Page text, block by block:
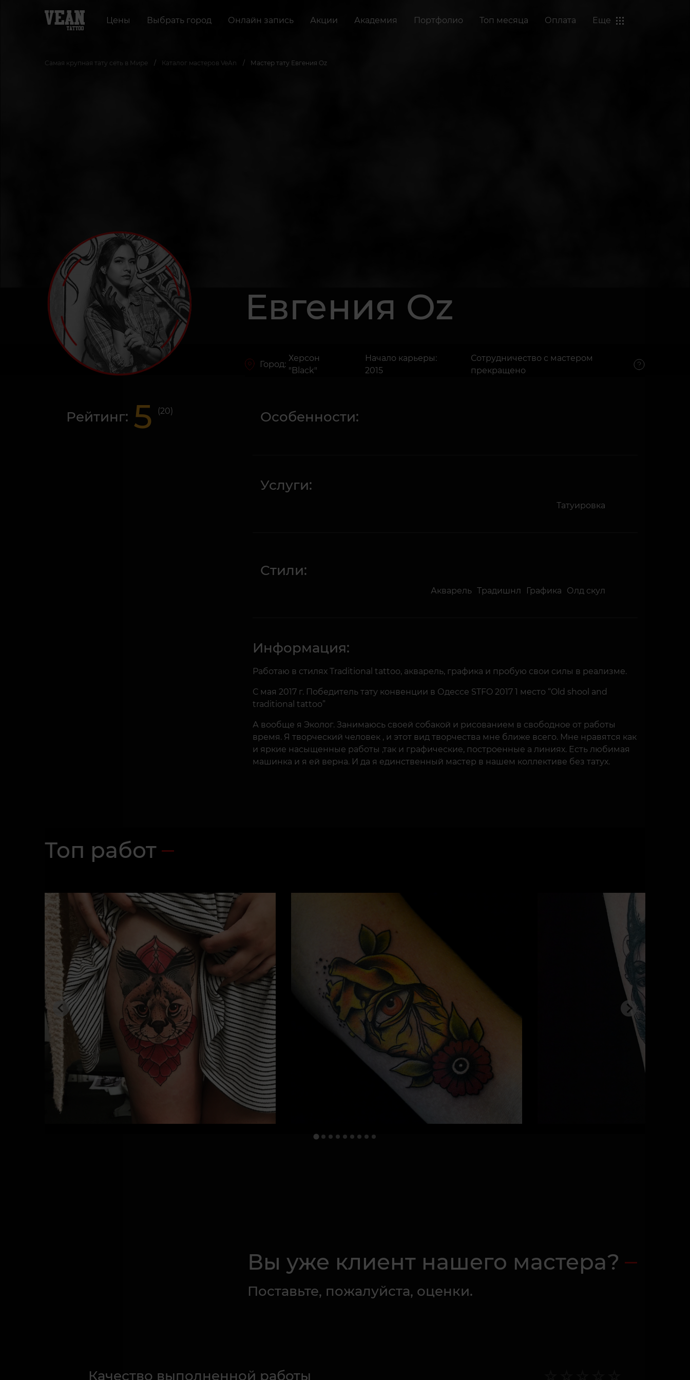
Цены Выбрать город Онлайн запись Акции Академия Портфолио Топ месяца Оплата Еще
Самая крупная тату сеть в Мире Каталог мастеров VeAn Мастер тату Евгения Oz
Евгения Oz
Город:
Херсон
"Black"
Начало карьеры:
2015
Сотрудничество с мастером
прекращено
Рейтинг: 5 (20) Особенности:
Услуги:
Татуировка
Стили:
Акварель Традишнл Графика Олд скул
Информация:
Работаю в стилях Traditional tattoo, акварель, графика и пробую свои силы в реализме.
С мая 2017 г. Победитель тату конвенции в Одессе STFO 2017 1 место “Old shool and
traditional tattoo”
А вообще я Эколог. Занимаюсь своей собакой и рисованием в свободное от работы
время. Я творческий человек , и этот вид творчества мне ближе всего. Мне нравятся как
и яркие насыщенные работы ,так и графические, построенные а линиях. Есть любимая
машинка и я ей верна. И да я единственный мастер в нашем коллективе без татух.
Топ работ
Вы уже клиент нашего мастера?
Поставьте, пожалуйста, оценки.
Качество выполненной работы